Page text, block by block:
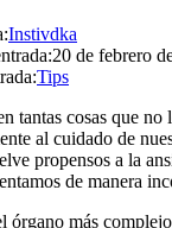
Instivdka
20 de febrero
Tips
tantas cosas que no
al cuidado de
propensos a la
de manera
órgano más